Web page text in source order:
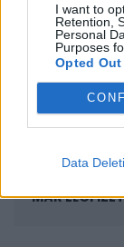
I want to
Retention,
Personal
Purposes
Opted Out
Data
Az előfizetés
MÁR